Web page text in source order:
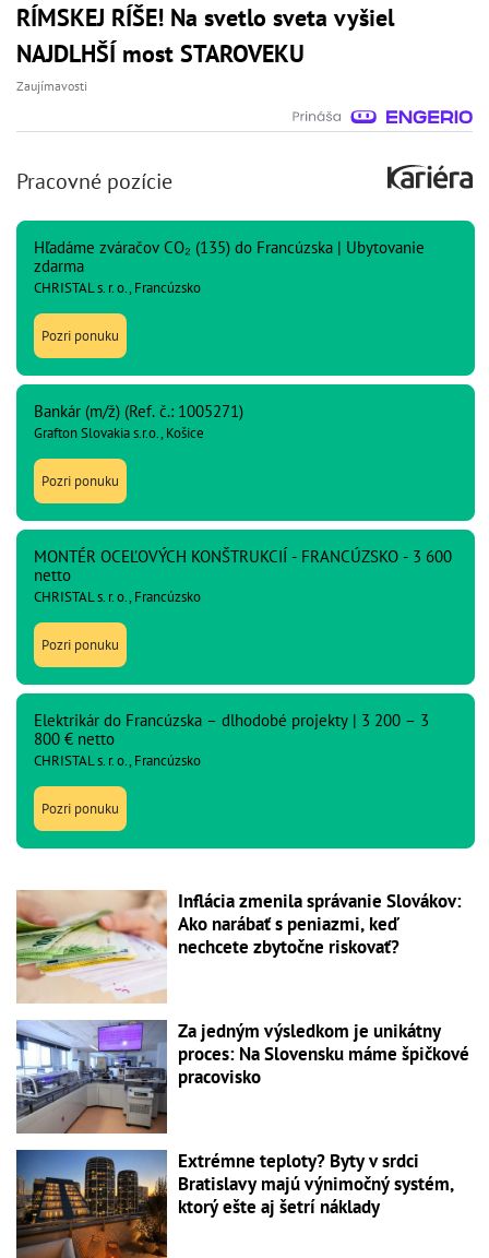
RÍMSKEJ RÍŠE! Na svetlo sveta vyšiel
NAJDLHŠÍ most STAROVEKU
Zaujímavosti
Pracovné pozície
Hľadáme zváračov CO₂ (135) do Francúzska | Ubytovanie
zdarma
CHRISTAL s. r. o., Francúzsko
Pozri ponuku
Bankár (m/ž) (Ref. č.: 1005271)
Grafton Slovakia s.r.o., Košice
Pozri ponuku
MONTÉR OCEĽOVÝCH KONŠTRUKCIÍ - FRANCÚZSKO - 3 600
netto
CHRISTAL s. r. o., Francúzsko
Pozri ponuku
Elektrikár do Francúzska – dlhodobé projekty | 3 200 – 3
800 € netto
CHRISTAL s. r. o., Francúzsko
Pozri ponuku
Inflácia zmenila správanie Slovákov:
Ako narábať s peniazmi, keď
nechcete zbytočne riskovať?
Za jedným výsledkom je unikátny
proces: Na Slovensku máme špičkové
pracovisko
Extrémne teploty? Byty v srdci
Bratislavy majú výnimočný systém,
ktorý ešte aj šetrí náklady